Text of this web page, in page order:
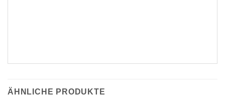
ÄHNLICHE PRODUKTE